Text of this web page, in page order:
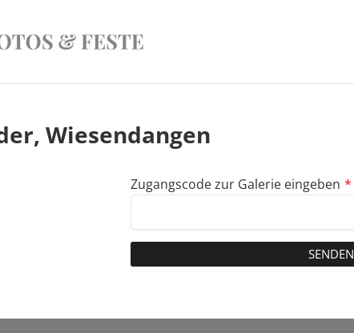
Wiesendangen
Zugangscode zur Galerie eingeben *
SENDEN